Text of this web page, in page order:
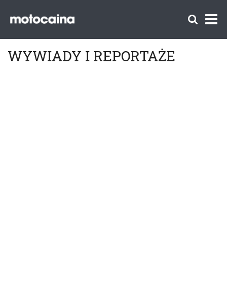
WYWIADY I REPORTAŻE